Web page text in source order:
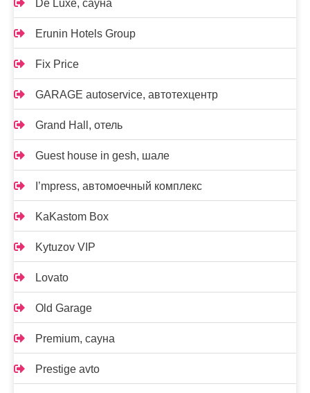
De Luxe, сауна
Erunin Hotels Group
Fix Price
GARAGE autoservice, автотехцентр
Grand Hall, отель
Guest house in gesh, шале
I’mpress, автомоечный комплекс
KaKastom Box
Kytuzov VIP
Lovato
Old Garage
Premium, сауна
Prestige avto